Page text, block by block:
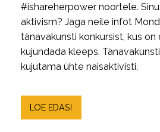
#ishareherpower noortele.
aktivism? Jaga neile infot
tänavakunsti konkursist, kus on
kujundada kleeps.
kujutama ühte naisaktivisti,
LOE EDASI